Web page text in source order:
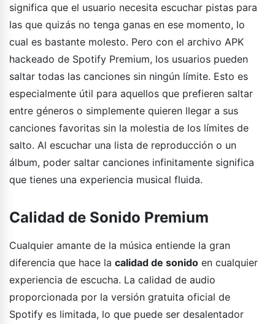
significa que el usuario necesita escuchar pistas para
las que quizás no tenga ganas en ese momento, lo
cual es bastante molesto. Pero con el archivo APK
hackeado de Spotify Premium, los usuarios pueden
saltar todas las canciones sin ningún límite. Esto es
especialmente útil para aquellos que prefieren saltar
entre géneros o simplemente quieren llegar a sus
canciones favoritas sin la molestia de los límites de
salto. Al escuchar una lista de reproducción o un
álbum, poder saltar canciones infinitamente significa
que tienes una experiencia musical fluida.
Calidad de Sonido Premium
Cualquier amante de la música entiende la gran
diferencia que hace la calidad de sonido en cualquier
experiencia de escucha. La calidad de audio
proporcionada por la versión gratuita oficial de
Spotify es limitada, lo que puede ser desalentador